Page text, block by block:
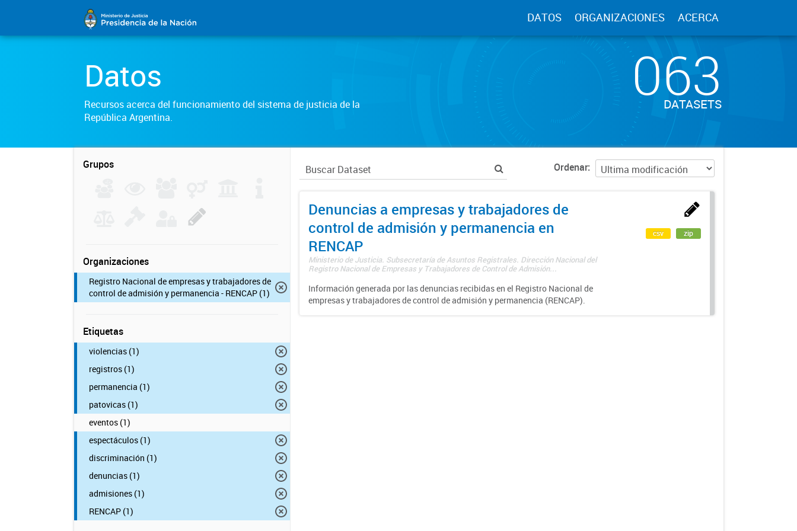
DATOS ORGANIZACIONES ACERCA
Datos
Recursos acerca del funcionamiento del sistema de justicia de la
República Argentina.
063
DATASETS
Grupos
Organizaciones
Registro Nacional de empresas y trabajadores de
control de admisión y permanencia - RENCAP (1)
Etiquetas
violencias (1)
registros (1)
permanencia (1)
patovicas (1)
eventos (1)
espectáculos (1)
discriminación (1)
denuncias (1)
admisiones (1)
RENCAP (1)
Ordenar
Denuncias a empresas y trabajadores de
control de admisión y permanencia en
RENCAP
Ministerio de Justicia. Subsecretaría de Asuntos Registrales. Dirección Nacional del
Registro Nacional de Empresas y Trabajadores de Control de Admisión...
Información generada por las denuncias recibidas en el Registro Nacional de
empresas y trabajadores de control de admisión y permanencia (RENCAP).
csv zip